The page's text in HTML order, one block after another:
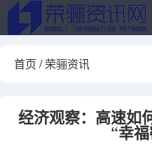
首页 /荣骊资讯
经济观察：高速如
“幸